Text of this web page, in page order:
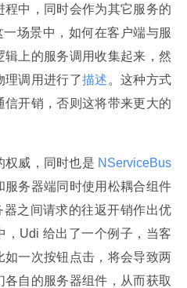
中，同时会作为其它服务的
一场景中，如何在客户端与服
上的服务调用收集起来，然
理调用进行了描述 。这种方式
开销，否则这将带来更大的
权威，同时也是
服务器端同时使用松耦合组件
之间请求的往返开销作出优
，Udi 给出了一个例子，当客
如一次按钮点击，将会导致两
自的服务器组件，从而获取